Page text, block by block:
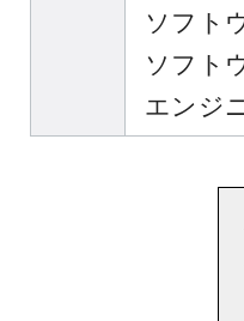
ソフト
ソフト
エンジ